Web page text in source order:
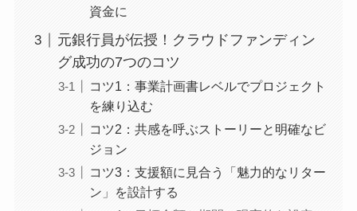
資金に
元銀行員が伝授！クラウドファンディン
グ成功の7つのコツ
コツ1：事業計画書レベルでプロジェクト
を練り込む
コツ2：共感を呼ぶストーリーと明確なビ
ジョン
コツ3：支援額に見合う「魅力的なリター
ン」を設計する